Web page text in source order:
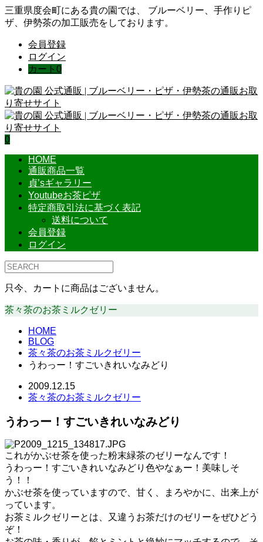
三重県度会町にある貴の園では、 ブルーベリー、手作りピ
ザ、伊勢茶の加工販売をしております。
会員登録
ログイン
カート 0
0
HOME
通販商品一覧
貞’sギャラリー
Youtubeお茶ピザ
特定商取引法に基づく表記
送料について
会員登録
ログイン
只今、カートに商品はございません。
茶々茶のお茶ミルクゼリー
HOME
BLOG
茶々茶のお茶ミルクゼリー
うわっー！すごいきれいなみどり
2009.12.15
茶々茶のお茶ミルクゼリー
うわっー！すごいきれいなみどり
これがかぶせ茶を使った粉末緑茶のゼリーなんです！
うわっー！すごいきれいなみどり色やなぁー！美味しそ
う！！
かぶせ茶を使っていますので、甘く、まろやかに、出来上が
っています。
お茶ミルクゼリーとは、又違うお茶だけのゼリーをぜひどう
ぞ！